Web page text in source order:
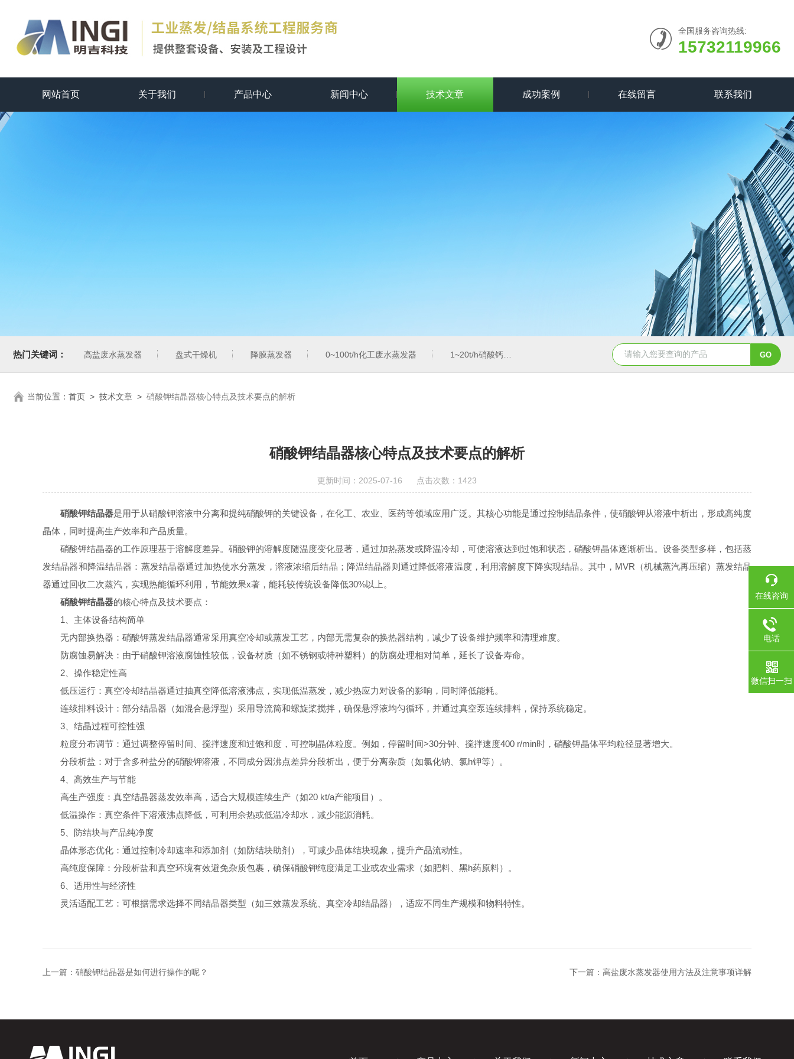
全国服务咨询热线:
15732119966
网站首页 关于我们 产品中心 新闻中心 技术文章 成功案例 在线留言 联系我们
热门关键词： 高盐废水蒸发器 盘式干燥机 降膜蒸发器 0~100t/h化工废水蒸发器 1~20t/h硝酸钙蒸发器 MVR-FC强制循环蒸发器 oslo冷却结晶器
当前位置： 首页 > 技术文章 > 硝酸钾结晶器核心特点及技术要点的解析
硝酸钾结晶器核心特点及技术要点的解析
更新时间：2025-07-16 点击次数：1423
硝酸钾结晶器是用于从硝酸钾溶液中分离和提纯硝酸钾的关键设备，在化工、农业、医药等领域应用广泛。其核心功能是通过控制结晶条件，使硝酸钾从溶液中析出，形成高纯度
晶体，同时提高生产效率和产品质量。
硝酸钾结晶器的工作原理基于溶解度差异。硝酸钾的溶解度随温度变化显著，通过加热蒸发或降温冷却，可使溶液达到过饱和状态，硝酸钾晶体逐渐析出。设备类型多样，包括蒸
发结晶器和降温结晶器：蒸发结晶器通过加热使水分蒸发，溶液浓缩后结晶；降温结晶器则通过降低溶液温度，利用溶解度下降实现结晶。其中，MVR（机械蒸汽再压缩）蒸发结晶
器通过回收二次蒸汽，实现热能循环利用，节能效果x著，能耗较传统设备降低30%以上。
硝酸钾结晶器的核心特点及技术要点：
1、主体设备结构简单
无内部换热器：硝酸钾蒸发结晶器通常采用真空冷却或蒸发工艺，内部无需复杂的换热器结构，减少了设备维护频率和清理难度。
防腐蚀易解决：由于硝酸钾溶液腐蚀性较低，设备材质（如不锈钢或特种塑料）的防腐处理相对简单，延长了设备寿命。
2、操作稳定性高
低压运行：真空冷却结晶器通过抽真空降低溶液沸点，实现低温蒸发，减少热应力对设备的影响，同时降低能耗。
连续排料设计：部分结晶器（如混合悬浮型）采用导流筒和螺旋桨搅拌，确保悬浮液均匀循环，并通过真空泵连续排料，保持系统稳定。
3、结晶过程可控性强
粒度分布调节：通过调整停留时间、搅拌速度和过饱和度，可控制晶体粒度。例如，停留时间>30分钟、搅拌速度400 r/min时，硝酸钾晶体平均粒径显著增大。
分段析盐：对于含多种盐分的硝酸钾溶液，不同成分因沸点差异分段析出，便于分离杂质（如氯化钠、氯h钾等）。
4、高效生产与节能
高生产强度：真空结晶器蒸发效率高，适合大规模连续生产（如20 kt/a产能项目）。
低温操作：真空条件下溶液沸点降低，可利用余热或低温冷却水，减少能源消耗。
5、防结块与产品纯净度
晶体形态优化：通过控制冷却速率和添加剂（如防结块助剂），可减少晶体结块现象，提升产品流动性。
高纯度保障：分段析盐和真空环境有效避免杂质包裹，确保硝酸钾纯度满足工业或农业需求（如肥料、黑h药原料）。
6、适用性与经济性
灵活适配工艺：可根据需求选择不同结晶器类型（如三效蒸发系统、真空冷却结晶器），适应不同生产规模和物料特性。
上一篇： 硝酸钾结晶器是如何进行操作的呢？ 下一篇： 高盐废水蒸发器使用方法及注意事项详解
在线咨询
电话
微信扫一扫